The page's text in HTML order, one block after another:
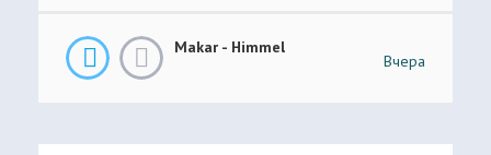
Makar - Himmel
Вчера